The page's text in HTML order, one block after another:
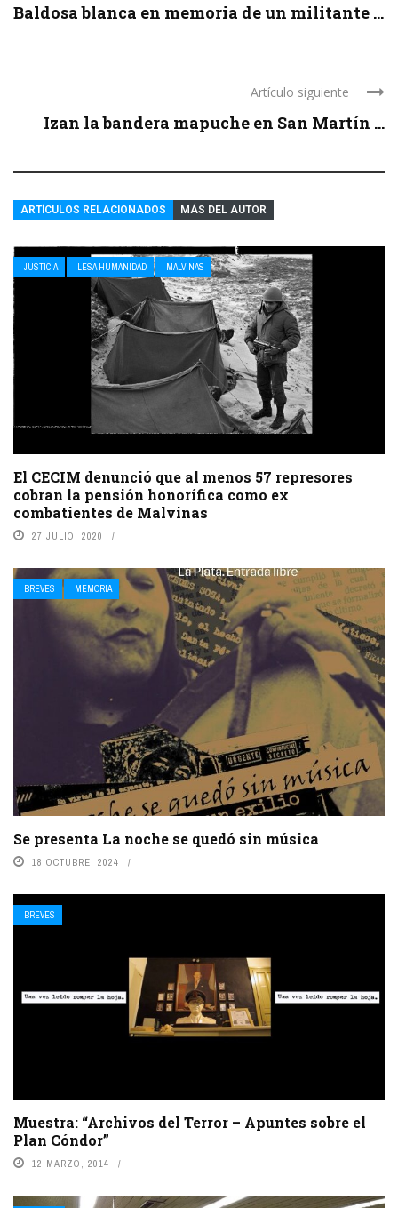
Baldosa blanca en memoria de un militante ...
Artículo siguiente
Izan la bandera mapuche en San Martín ...
ARTÍCULOS RELACIONADOS MÁS DEL AUTOR
JUSTICIA LESA HUMANIDAD MALVINAS
El CECIM denunció que al menos 57 represores
cobran la pensión honorífica como ex
combatientes de Malvinas
27 JULIO, 2020
BREVES MEMORIA
Se presenta La noche se quedó sin música
18 OCTUBRE, 2024
BREVES
Muestra: “Archivos del Terror – Apuntes sobre el
Plan Cóndor”
12 MARZO, 2014